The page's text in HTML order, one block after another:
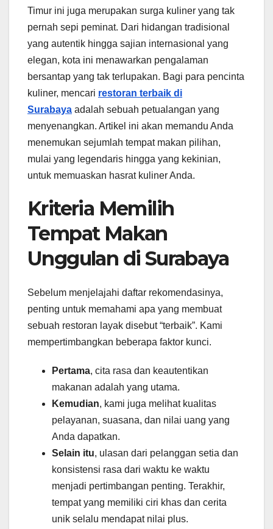
Timur ini juga merupakan surga kuliner yang tak
pernah sepi peminat. Dari hidangan tradisional
yang autentik hingga sajian internasional yang
elegan, kota ini menawarkan pengalaman
bersantap yang tak terlupakan. Bagi para pencinta
kuliner, mencari restoran terbaik di
Surabaya adalah sebuah petualangan yang
menyenangkan. Artikel ini akan memandu Anda
menemukan sejumlah tempat makan pilihan,
mulai yang legendaris hingga yang kekinian,
untuk memuaskan hasrat kuliner Anda.
Kriteria Memilih
Tempat Makan
Unggulan di Surabaya
Sebelum menjelajahi daftar rekomendasinya,
penting untuk memahami apa yang membuat
sebuah restoran layak disebut “terbaik”. Kami
mempertimbangkan beberapa faktor kunci.
Pertama, cita rasa dan keautentikan
makanan adalah yang utama.
Kemudian, kami juga melihat kualitas
pelayanan, suasana, dan nilai uang yang
Anda dapatkan.
Selain itu, ulasan dari pelanggan setia dan
konsistensi rasa dari waktu ke waktu
menjadi pertimbangan penting. Terakhir,
tempat yang memiliki ciri khas dan cerita
unik selalu mendapat nilai plus.